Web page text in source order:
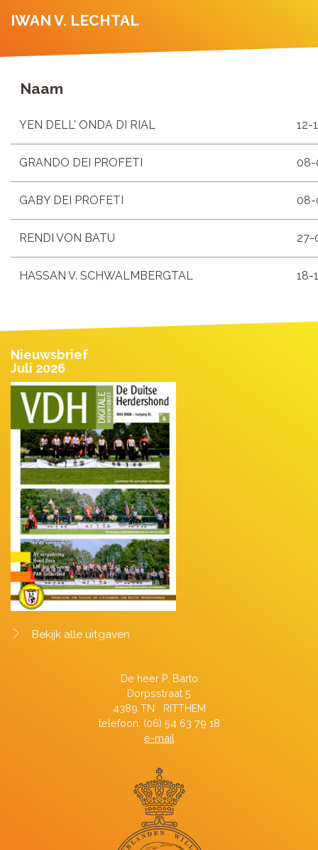
IWAN V. LECHTAL
Naam
YEN DELL' ONDA DI RIAL 12-
GRANDO DEI PROFETI 08-
GABY DEI PROFETI 08-
RENDI VON BATU 27-
HASSAN V. SCHWALMBERGTAL 18-
Nieuwsbrief
Juli 2026
Bekijk alle uitgaven
De heer P. Barto
Dorpsstraat 5
4389 TN RITTHEM
telefoon: (06) 54 63 79 18
e-mail